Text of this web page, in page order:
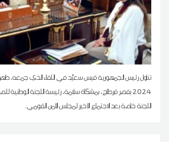
2024 بقصر قرطاج، بمشكاة سلامة، رئيسة اللجنة
اللجنة خاصة بعد الاجتماع الأخير لمجلس الأمن القومي.